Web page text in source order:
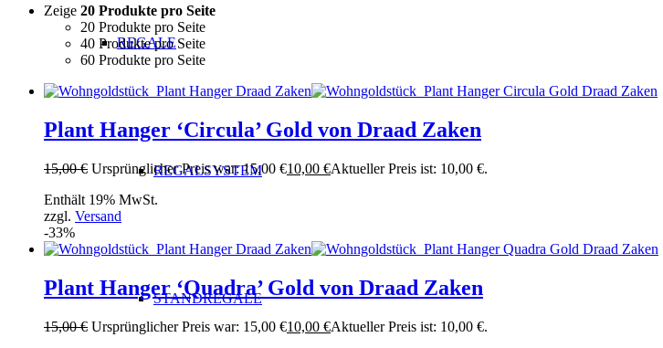
REGALE
REGALSYSTEM
STANDREGALE
Zeige 20 Produkte pro Seite
20 Produkte pro Seite
40 Produkte pro Seite
60 Produkte pro Seite
Plant Hanger ‘Circula’ Gold von Draad Zaken
15,00€ Ursprünglicher Preis war: 15,00 €10,00 €Aktueller Preis ist: 10,00 €.
Enthält 19% MwSt.
zzgl. Versand
-33%
Plant Hanger ‘Quadra’ Gold von Draad Zaken
15,00€ Ursprünglicher Preis war: 15,00 €10,00 €Aktueller Preis ist: 10,00 €.